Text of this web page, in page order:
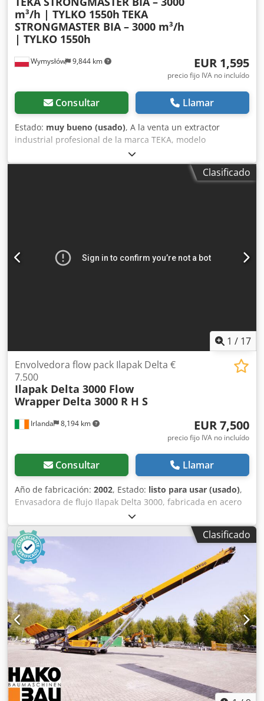
Wymysłów 9,844 km
m³/h | TYLKO 1550h TEKA
STRONGMASTER BIA – 3000 m³/h
| TYLKO 1550h
EUR 1,595
precio fijo IVA no incluído
Consultar Llamar
Estado: muy bueno (usado), A la venta un extractor
industrial profesional de la marca TEKA, modelo
STRONGMASTER BIA, diseñado para la extracción de
humos de soldadura y contaminantes del aire. ‼️ USO MUY
BAJO – SOLO 1550 HORAS DE TRABAJO (lo cual es poco
Grado de protección: IP54 Tensión de control: 24V Peso:
aprox. 130 kg 🔧 Equipamiento: Brazo de extracción
Clasificado
1 / 17
Irlanda 8,194 km
Envolvedora flow pack Ilapak Delta €
7.500
Ilapak Delta 3000 Flow
Wrapper Delta 3000 R H S
EUR 7,500
precio fijo IVA no incluído
Consultar Llamar
Año de fabricación: 2002, Estado: listo para usar (usado),
Envasadora de flujo Ilapak Delta 3000, fabricada en acero
inoxidable Con sistema de inyección de gas Actualmente
en uso diario Lista para ser retirada La barra de sellado
tiene una anchura de 250 mm Véase el vídeo adjunto
Precio: 7.500 € Dsdpfx Aey Rvfqecqekr Podemos organizar
el transporte y la entrega.
Clasificado